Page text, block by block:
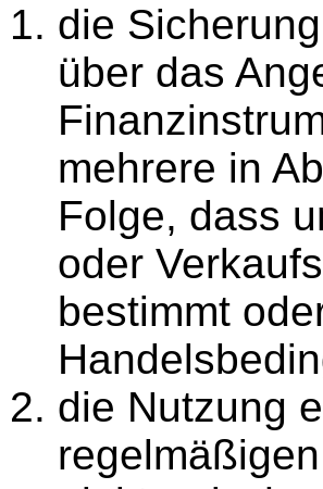
die
über das
mehrere in
Folge, dass
oder
bestimmt
die Nutzung